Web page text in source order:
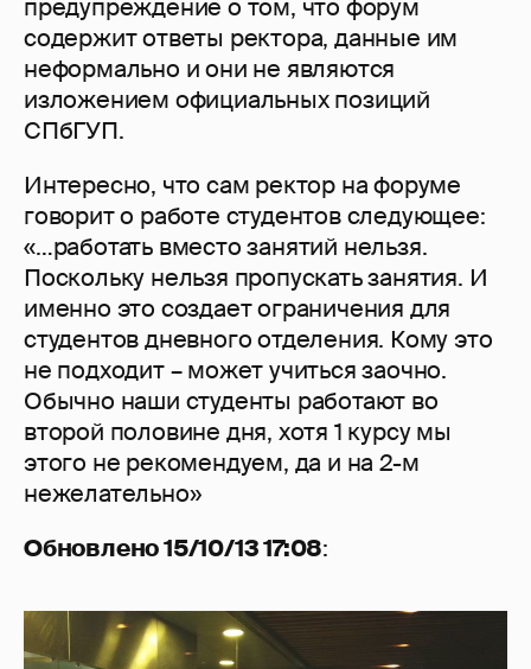
предупреждение о том, что форум
содержит ответы ректора, данные им
неформально и они не являются
изложением официальных позиций
СПбГУП.
Интересно, что сам ректор на форуме
говорит о работе студентов следующее:
«…работать вместо занятий нельзя.
Поскольку нельзя пропускать занятия. И
именно это создает ограничения для
студентов дневного отделения. Кому это
не подходит – может учиться заочно.
Обычно наши студенты работают во
второй половине дня, хотя 1 курсу мы
этого не рекомендуем, да и на 2-м
нежелательно»
Обновлено 15/10/13 17:08: